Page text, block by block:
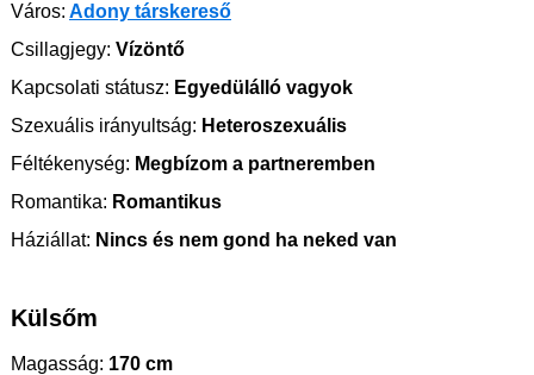
Város: Adony társkereső
Csillagjegy: Vízöntő
Kapcsolati státusz: Egyedülálló vagyok
Szexuális irányultság: Heteroszexuális
Féltékenység: Megbízom a partneremben
Romantika: Romantikus
Háziállat: Nincs és nem gond ha neked van
Külsőm
Magasság: 170 cm